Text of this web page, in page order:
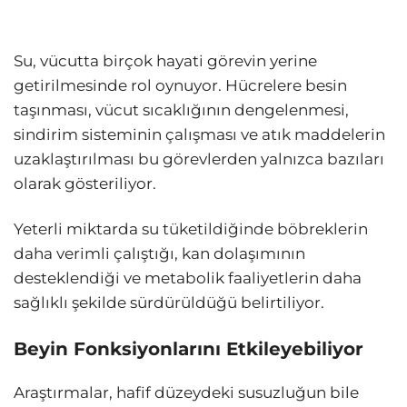
Su, vücutta birçok hayati görevin yerine
getirilmesinde rol oynuyor. Hücrelere besin
taşınması, vücut sıcaklığının dengelenmesi,
sindirim sisteminin çalışması ve atık maddelerin
uzaklaştırılması bu görevlerden yalnızca bazıları
olarak gösteriliyor.
Yeterli miktarda su tüketildiğinde böbreklerin
daha verimli çalıştığı, kan dolaşımının
desteklendiği ve metabolik faaliyetlerin daha
sağlıklı şekilde sürdürüldüğü belirtiliyor.
Beyin Fonksiyonlarını Etkileyebiliyor
Araştırmalar, hafif düzeydeki susuzluğun bile